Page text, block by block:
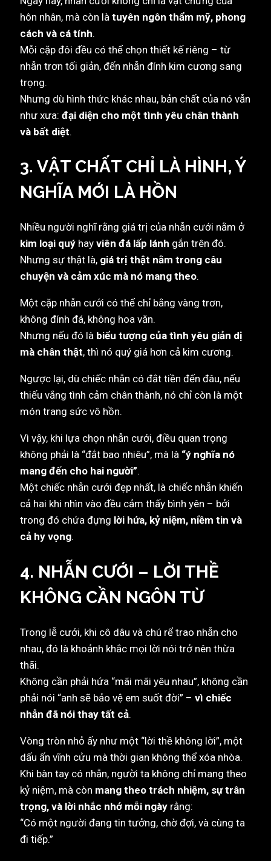
hôn nhân, mà còn là tuyên ngôn thẩm mỹ, phong
cách và cá tính.
Mỗi cặp đôi đều có thể chọn thiết kế riêng – từ
nhẫn trơn tối giản, đến nhẫn đính kim cương sang
trọng.
Nhưng dù hình thức khác nhau, bản chất của nó vẫn
như xưa: đại diện cho một tình yêu chân thành
và bất diệt.
3. VẬT CHẤT CHỈ LÀ HÌNH, Ý
NGHĨA MỚI LÀ HỒN
Nhiều người nghĩ rằng giá trị của nhẫn cưới nằm ở
kim loại quý hay viên đá lấp lánh gắn trên đó.
Nhưng sự thật là, giá trị thật nằm trong câu
chuyện và cảm xúc mà nó mang theo.
Một cặp nhẫn cưới có thể chỉ bằng vàng trơn,
không đính đá, không hoa văn.
Nhưng nếu đó là biểu tượng của tình yêu giản dị
mà chân thật, thì nó quý giá hơn cả kim cương.
Ngược lại, dù chiếc nhẫn có đắt tiền đến đâu, nếu
thiếu vắng tình cảm chân thành, nó chỉ còn là một
món trang sức vô hồn.
Vì vậy, khi lựa chọn nhẫn cưới, điều quan trọng
không phải là “đắt bao nhiêu”, mà là “ý nghĩa nó
mang đến cho hai người”.
Một chiếc nhẫn cưới đẹp nhất, là chiếc nhẫn khiến
cả hai khi nhìn vào đều cảm thấy bình yên – bởi
trong đó chứa đựng lời hứa, kỷ niệm, niềm tin và
cả hy vọng.
4. NHẪN CƯỚI – LỜI THỀ
KHÔNG CẦN NGÔN TỪ
Trong lễ cưới, khi cô dâu và chú rể trao nhẫn cho
nhau, đó là khoảnh khắc mọi lời nói trở nên thừa
thãi.
Không cần phải hứa “mãi mãi yêu nhau”, không cần
phải nói “anh sẽ bảo vệ em suốt đời” – vì chiếc
nhẫn đã nói thay tất cả.
Vòng tròn nhỏ ấy như một “lời thề không lời”, một
dấu ấn vĩnh cửu mà thời gian không thể xóa nhòa.
Khi bàn tay có nhẫn, người ta không chỉ mang theo
kỷ niệm, mà còn mang theo trách nhiệm, sự trân
trọng, và lời nhắc nhớ mỗi ngày rằng:
“Có một người đang tin tưởng, chờ đợi, và cùng ta
đi tiếp.”